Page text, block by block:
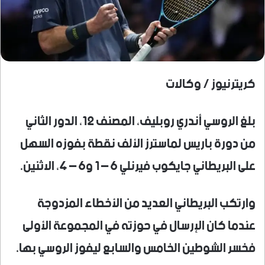
كريترنيوز / وكالات
بلغ الروسي أندري روبليف، المصنف 12، الدور الثاني
من دورة باريس لماسترز الألف نقطة بفوزه السهل
على البريطاني جايكوب فيرنلي 6 – 1 و6 – 4، الاثنين.
وارتكب البريطاني العديد من الأخطاء المزدوجة
عندما كان الإرسال في حوزته في المجموعة الأولى
فخسر الشوطين الخامس والسابع ليفوز الروسي بها.